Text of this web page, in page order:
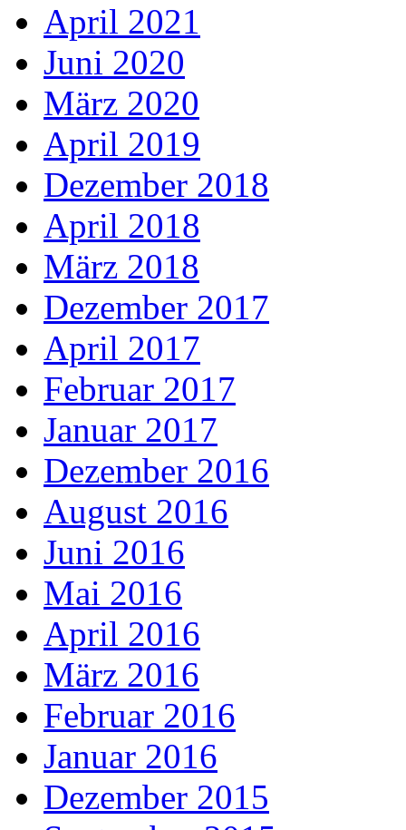
April 2021
Juni 2020
März 2020
April 2019
Dezember 2018
April 2018
März 2018
Dezember 2017
April 2017
Februar 2017
Januar 2017
Dezember 2016
August 2016
Juni 2016
Mai 2016
April 2016
März 2016
Februar 2016
Januar 2016
Dezember 2015